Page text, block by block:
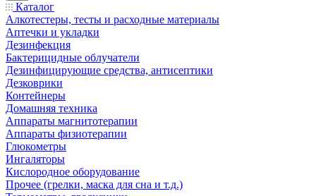
Каталог
Алкотестеры, тесты и расходные материалы
Аптечки и укладки
Дезинфекция
Бактерицидные облучатели
Дезинфицирующие средства, антисептики
Дезковрики
Контейнеры
Домашняя техника
Аппараты магнитотерапии
Аппараты физиотерапии
Глюкометры
Ингаляторы
Кислородное оборудование
Прочее (грелки, маска для сна и т.д.)